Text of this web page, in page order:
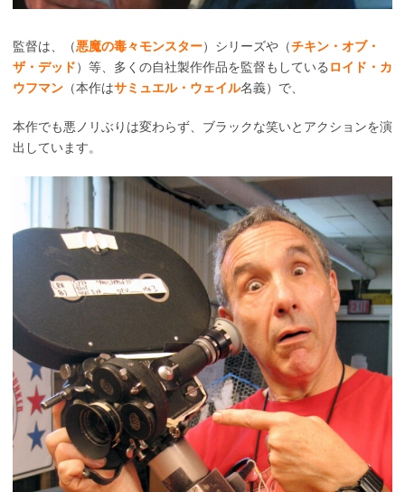
監督は、（悪魔の毒々モンスター）シリーズや（チキン・オブ・
ザ・デッド）等、多くの自社製作作品を監督もしている ロイド・カ
ウフマン （本作はサミュエル・ウェイル名義）で、
本作でも悪ノリぶりは変わらず、ブラックな笑いとアクションを演
出しています。